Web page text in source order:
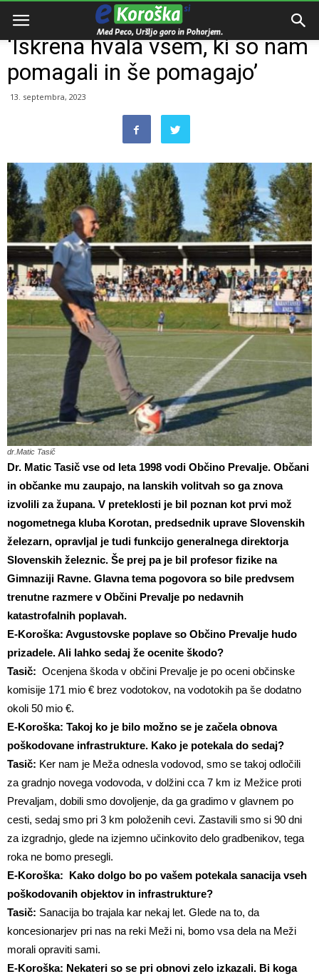
Domov
‘Iskrena hvala vsem, ki so nam
pomagali in še pomagajo’
13. septembra, 2023
dr.Matic Tasič
Dr. Matic Tasič vse od leta 1998 vodi Občino Prevalje. Občani
in občanke mu zaupajo, na lanskih volitvah so ga znova
izvolili za župana. V preteklosti je bil poznan kot prvi mož
nogometnega kluba Korotan, predsednik uprave Slovenskih
železarn, opravljal je tudi funkcijo generalnega direktorja
Slovenskih železnic. Še prej pa je bil profesor fizike na
Gimnaziji Ravne. Glavna tema pogovora so bile predvsem
trenutne razmere v Občini Prevalje po nedavnih
katastrofalnih poplavah.
E-Koroška: Avgustovske poplave so Občino Prevalje hudo
prizadele. Ali lahko sedaj že ocenite škodo?
Tasič: Ocenjena škoda v občini Prevalje je po oceni občinske
komisije 171 mio € brez vodotokov, na vodotokih pa še dodatno
okoli 50 mio €.
E-Koroška: Takoj ko je bilo možno se je začela obnova
poškodovane infrastrukture. Kako je potekala do sedaj?
Tasič: Ker nam je Meža odnesla vodovod, smo se takoj odločili
za gradnjo novega vodovoda, v dolžini cca 7 km iz Mežice proti
Prevaljam, dobili smo dovoljenje, da ga gradimo v glavnem po
cesti, sedaj smo pri 3 km položenih cevi. Zastavili smo si 90 dni
za izgradnjo, glede na izjemno učinkovito delo gradbenikov, tega
roka ne bomo presegli.
E-Koroška: Kako dolgo bo po vašem potekala sanacija vseh
poškodovanih objektov in infrastrukture?
Tasič: Sanacija bo trajala kar nekaj let. Glede na to, da
koncesionarjev pri nas na reki Meži ni, bomo vsa dela na Meži
morali opraviti sami.
E-Koroška: Nekateri so se pri obnovi zelo izkazali. Bi koga